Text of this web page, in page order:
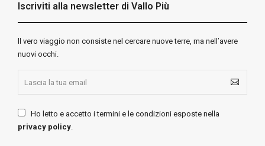
Iscriviti alla newsletter di Vallo Più
ll vero viaggio non consiste nel cercare nuove terre, ma nell’avere
nuovi occhi.
Ho letto e accetto i termini e le condizioni esposte nella
privacy policy.